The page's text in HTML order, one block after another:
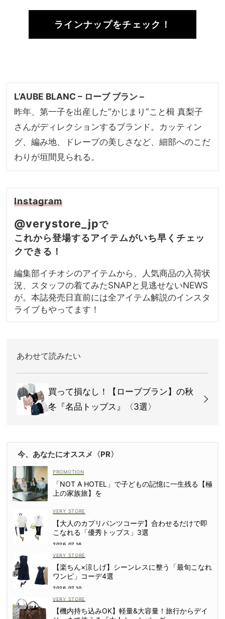
ラインナップをチェック！
L’AUBE BLANC – ローブ ブラン –
昨年、第一子を出産した“かじまり”こと楫 真梨子
さんがディレクションするブランド。カッティン
グ、編み地、ドレープの美しさなど、細部へのこだ
わりが垣間見られる。
Instagram
@verystore_jpで
これから登場するアイテムがいち早くチェッ
クできる！
編集部イチオシのアイテムから、人気商品の入荷状
況、スタッフの着てみたSNAPと見逃せないNEWS
が。本誌発売日直前には全アイテム解説のインスタ
ライブもやってます！
あわせて読みたい
買って損なし！【ローブブラン】の秋
冬『名品トップス』〈3選〉
今、あなたにオススメ〈PR〉
「NOT A HOTEL」で子どもの記憶に一生残る【極
上の家族旅】を
VERY STORE
【大人のカプリパンツコーデ】合わせるだけで即
こなれる「優秀トップス」3選
2026.07.16
VERY STORE
【楽ちん×涼しげ】シーンレスに整う「最旬こなれ
ワンピ」コーデ4選
2026.07.10
VERY STORE
【機内持ち込みOK】軽量&大容量！旅行からデイ